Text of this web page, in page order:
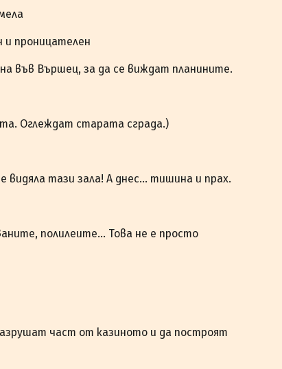
и проницателен
във Вършец, за да се виждат планините.
Оглеждат старата сграда.)
видяла тази зала! А днес… тишина и прах.
полилеите… Това не е просто
част от казиното и да построят